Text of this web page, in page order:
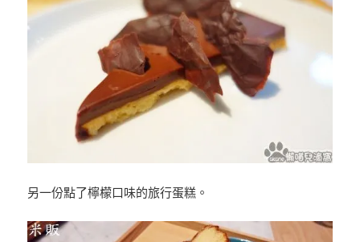
另一份點了檸檬口味的旅行蛋糕。